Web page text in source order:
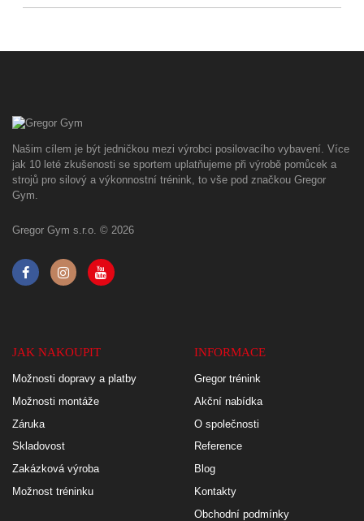
Našim cílem je být jedničkou mezi výrobci posilovacího vybavení. Více
jak 10 leté zkušenosti se sportem uplatňujeme při výrobě pomůcek a
strojů pro silový a výkonnostní trénink, to vše pod značkou Gregor
Gym.
Gregor Gym s.r.o. © 2026
JAK NAKOUPIT
Možnosti dopravy a platby
Možnosti montáže
Záruka
Skladovost
Zakázková výroba
Možnost tréninku
INFORMACE
Gregor trénink
Akční nabídka
O společnosti
Reference
Blog
Kontakty
Obchodní podmínky